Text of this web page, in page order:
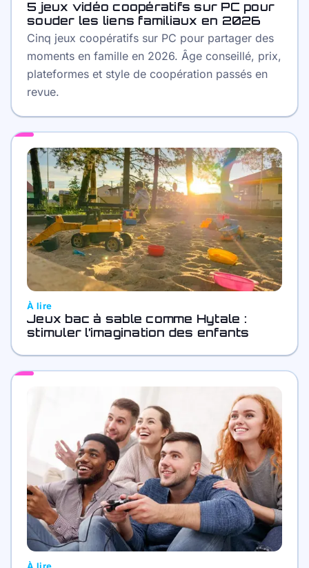
5 jeux vidéo coopératifs sur PC pour
souder les liens familiaux en 2026
Cinq jeux coopératifs sur PC pour partager des
moments en famille en 2026. Âge conseillé, prix,
plateformes et style de coopération passés en
revue.
À lire
Jeux bac à sable comme Hytale :
stimuler l’imagination des enfants